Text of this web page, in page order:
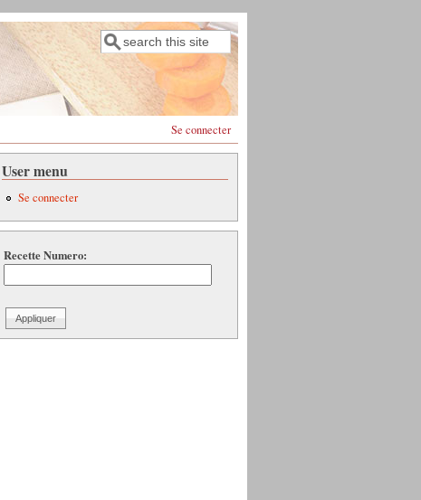
Formulaire de recherche
Rechercher
Se connecter
User menu
Se connecter
Recette Numero: